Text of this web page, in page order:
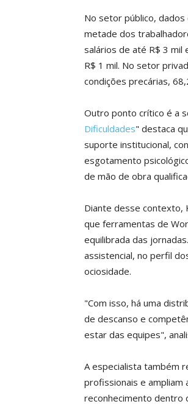
No setor público,
metade dos
salários de até R$ 3 mil
R$ 1 mil. No setor
condições precárias,
Outro ponto crítico é a
Dificuldades" destaca
suporte institucional,
esgotamento
de mão de obra
Diante desse contexto,
que ferramentas de
equilibrada das
assistencial, no perfil
ociosidade.
"Com isso, há uma
de descanso e
estar das equipes",
A especialista também
profissionais e ampliam
reconhecimento dentro